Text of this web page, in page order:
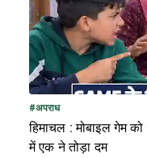
#अपराध
हिमाचल : मोबाइल गेम
में एक ने तोड़ा दम